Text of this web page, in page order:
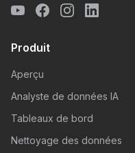
Produit
Aperçu
Analyste de données IA
Tableaux de bord
Nettoyage des données